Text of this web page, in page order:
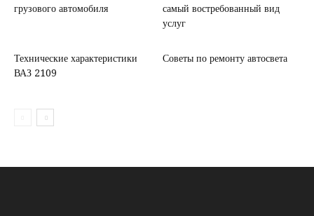
грузового автомобиля
самый востребованный вид
услуг
Технические характеристики
ВАЗ 2109
Советы по ремонту автосвета